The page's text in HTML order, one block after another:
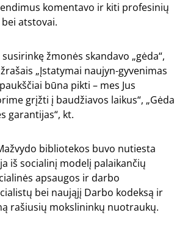
komentavo ir kiti profesinių
atstovai.
žmonės skandavo „gėda“,
„Įstatymai naujyn-gyvenimas
būna pikti – mes Jus
grįžti į baudžiavos laikus“, „Gėda
garantijas“, kt.
bibliotekos buvo nutiesta
iš socialinį modelį palaikančių
apsaugos ir darbo
bei naująjį Darbo kodeksą ir
rašiusių mokslininkų nuotraukų.